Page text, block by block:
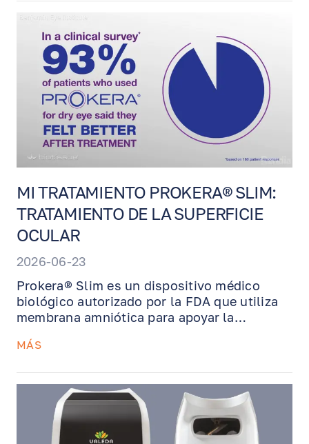
después de la cirugía, cómo usar los
ungüentos y gotas recetados, por qué la
protección UV es esencial, cómo el manejo
del ojo seco ayuda a la recuperación y
cuándo comunicarse con nuestra oficina.
MI TRATAMIENTO PROKERA® SLIM:
TRATAMIENTO DE LA SUPERFICIE
OCULAR
2026-06-23
Prokera® Slim es un dispositivo médico
biológico autorizado por la FDA que utiliza
membrana amniótica para apoyar la
tratamiento puede ayudar a reducir la
restaurar el tejido ocular dañado en
condiciones como queratitis, quemaduras
químicas, cicatrices corneales, defectos
epiteliales y ojo seco severo. Prokera se
MÁS